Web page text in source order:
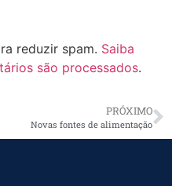
reduzir spam. Saiba
são processados.
PRÓXIMO
Novas fontes de alimentação